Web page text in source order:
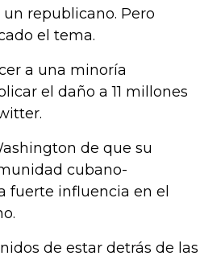
republicano. Pero
el tema.
a una minoría
el daño a 11 millones
de que su
cubano-
fuerte influencia en el
de estar detrás de las